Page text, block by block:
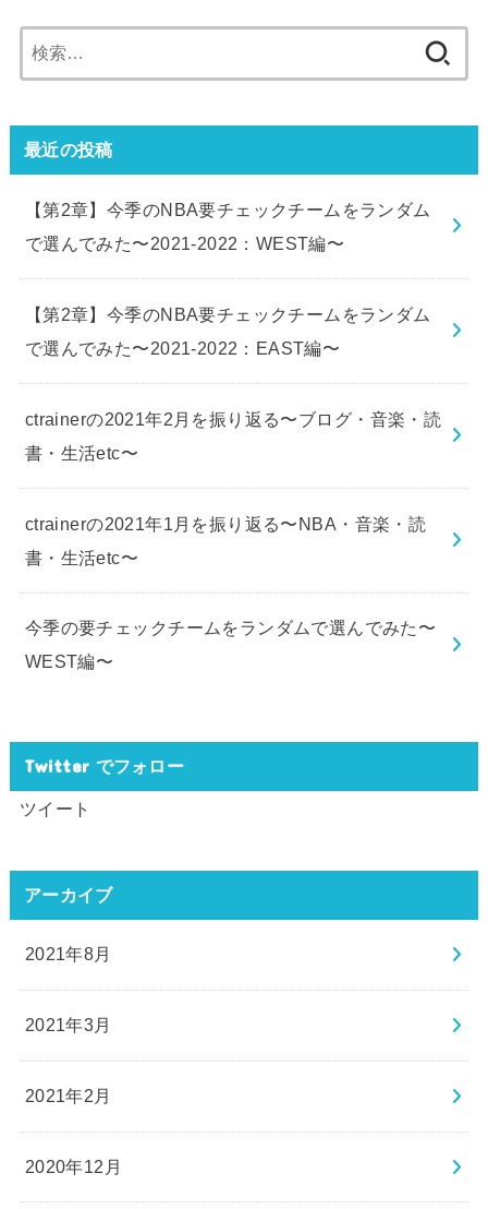
索:
最近の投稿
【第2章】今季のNBA要チェックチームをランダム
で選んでみた〜2021-2022：WEST編〜
【第2章】今季のNBA要チェックチームをランダム
で選んでみた〜2021-2022：EAST編〜
ctrainerの2021年2月を振り返る〜ブログ・音楽・読
書・生活etc〜
ctrainerの2021年1月を振り返る〜NBA・音楽・読
書・生活etc〜
今季の要チェックチームをランダムで選んでみた〜
WEST編〜
Twitter でフォロー
ツイート
アーカイブ
2021年8月
2021年3月
2021年2月
2020年12月